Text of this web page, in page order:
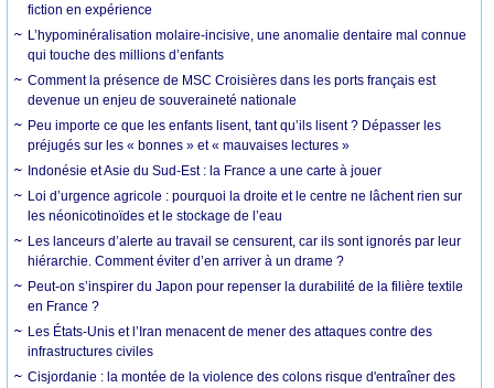
fiction en expérience
L’hypominéralisation molaire-incisive, une anomalie dentaire mal connue
qui touche des millions d’enfants
Comment la présence de MSC Croisières dans les ports français est
devenue un enjeu de souveraineté nationale
Peu importe ce que les enfants lisent, tant qu’ils lisent ? Dépasser les
préjugés sur les « bonnes » et « mauvaises lectures »
Indonésie et Asie du Sud-Est : la France a une carte à jouer
Loi d’urgence agricole : pourquoi la droite et le centre ne lâchent rien sur
les néonicotinoïdes et le stockage de l’eau
Les lanceurs d’alerte au travail se censurent, car ils sont ignorés par leur
hiérarchie. Comment éviter d’en arriver à un drame ?
Peut-on s’inspirer du Japon pour repenser la durabilité de la filière textile
en France ?
Les États-Unis et l’Iran menacent de mener des attaques contre des
infrastructures civiles
Cisjordanie : la montée de la violence des colons risque d'entraîner des